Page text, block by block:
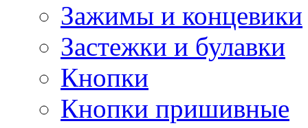
Зажимы и концевики
Застежки и булавки
Кнопки
Кнопки пришивные